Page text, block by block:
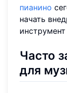
пианино
начать
Часто
для